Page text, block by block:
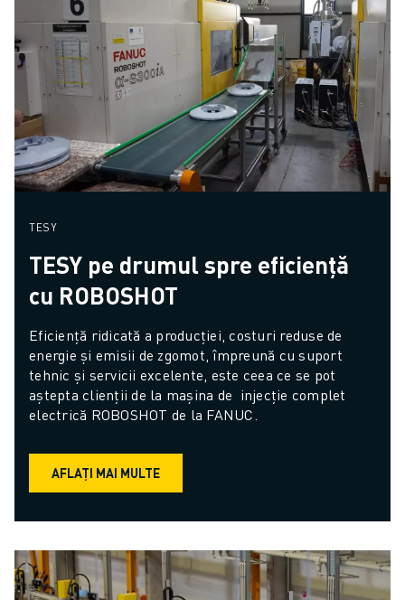
TESY
TESY pe drumul spre eficiență
cu ROBOSHOT
Eficiență ridicată a producției, costuri reduse de
energie și emisii de zgomot, împreună cu suport
tehnic și servicii excelente, este ceea ce se pot
aștepta clienții de la mașina de  injecție complet
electrică ROBOSHOT de la FANUC.
AFLAȚI MAI MULTE